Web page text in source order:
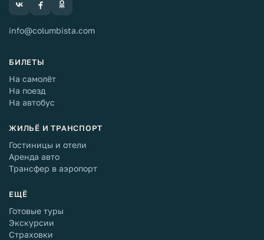
info@columbista.com
БИЛЕТЫ
На самолёт
На поезд
На автобус
ЖИЛЬЁ И ТРАНСПОРТ
Гостиницы и отели
Аренда авто
Трансфер в аэропорт
ЕЩЁ
Готовые туры
Экскурсии
Страховки